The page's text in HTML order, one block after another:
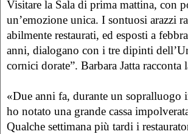
Visitare la Sala di prima mattina, con
un’emozione unica. I sontuosi arazzi
abilmente restaurati, ed esposti a
anni, dialogano con i tre dipinti
cornici dorate”. Barbara Jatta
«Due anni fa, durante un
ho notato una grande cassa
Qualche settimana più tardi i